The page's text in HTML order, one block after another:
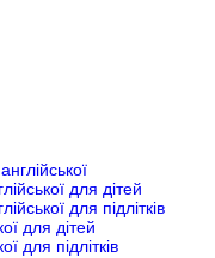
для дітей
для підлітків
для дітей
для підлітків